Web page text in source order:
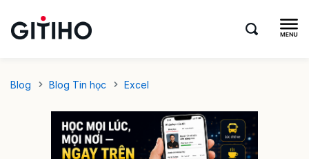
Blog Blog Tin học Excel